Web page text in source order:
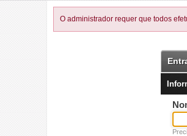
O administrador requer que todos